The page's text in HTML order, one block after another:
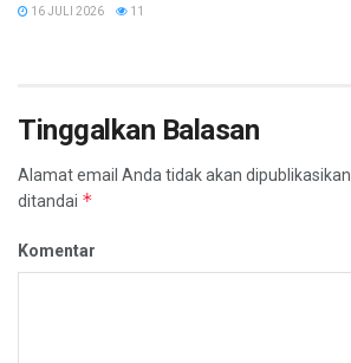
16 JULI 2026 11
Tinggalkan Balasan
Alamat email Anda tidak akan dipublikasikan.
ditandai *
Komentar